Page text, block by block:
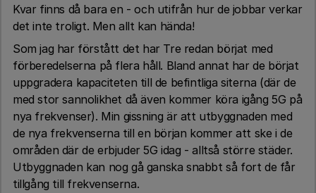
Kvar finns då bara en - och utifrån hur de jobbar verkar
det inte troligt. Men allt kan hända!
Som jag har förstått det har Tre redan börjat med
förberedelserna på flera håll. Bland annat har de börjat
uppgradera kapaciteten till de befintliga siterna (där de
med stor sannolikhet då även kommer köra igång 5G på
nya frekvenser). Min gissning är att utbyggnaden med
de nya frekvenserna till en början kommer att ske i de
områden där de erbjuder 5G idag - alltså större städer.
Utbyggnaden kan nog gå ganska snabbt så fort de får
tillgång till frekvenserna.